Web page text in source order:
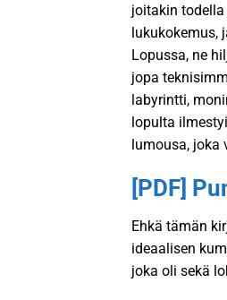
joitakin
lukukokemus,
Lopussa, ne
jopa
labyrintti,
lopulta
lumousa, joka
[PDF]
Ehkä tämän
ideaalisen
joka oli sekä